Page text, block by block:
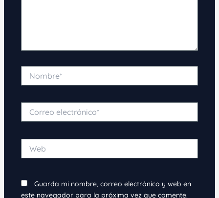
electrónico*
Guarda mi nombre, correo electrónico y web en
este navegador para la próxima vez que comente.